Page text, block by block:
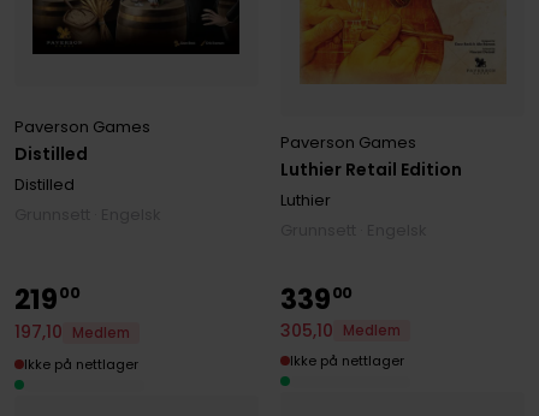
Distilled
Paverson Games
Distilled
Luthier Retail Edition
Paverson Games
Luthier
21900
197,10
Medlem
Ikke på nettlager
33900
305,10
Medlem
Ikke på nettlager